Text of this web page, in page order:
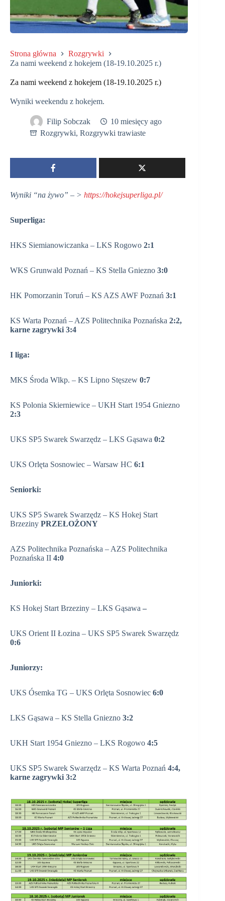
Strona główna
Rozgrywki
Za nami weekend z hokejem (18-19.10.2025 r.)
Za nami weekend z hokejem (18-19.10.2025 r.)
Wyniki weekendu z hokejem.
Filip Sobczak
10 miesięcy ago
Rozgrywki, Rozgrywki trawiaste
Wyniki “na żywo” – > https://hokejsuperliga.pl/
Superliga:
HKS Siemianowiczanka – LKS Rogowo 2:1
WKS Grunwald Poznań – KS Stella Gniezno 3:0
HK Pomorzanin Toruń – KS AZS AWF Poznań 3:1
KS Warta Poznań – AZS Politechnika Poznańska 2:2,
karne zagrywki 3:4
I liga:
MKS Środa Wlkp. – KS Lipno Stęszew 0:7
KS Polonia Skierniewice – UKH Start 1954 Gniezno
2:3
UKS SP5 Swarek Swarzędz – LKS Gąsawa 0:2
UKS Orlęta Sosnowiec – Warsaw HC 6:1
Seniorki:
UKS SP5 Swarek Swarzędz – KS Hokej Start
Brzeziny PRZEŁOŻONY
AZS Politechnika Poznańska – AZS Politechnika
Poznańska II 4:0
Juniorki:
KS Hokej Start Brzeziny – LKS Gąsawa –
UKS Orient II Łozina – UKS SP5 Swarek Swarzędz
0:6
Juniorzy:
UKS Ósemka TG – UKS Orlęta Sosnowiec 6:0
LKS Gąsawa – KS Stella Gniezno 3:2
UKH Start 1954 Gniezno – LKS Rogowo 4:5
UKS SP5 Swarek Swarzędz – KS Warta Poznań 4:4,
karne zagrywki 3:2